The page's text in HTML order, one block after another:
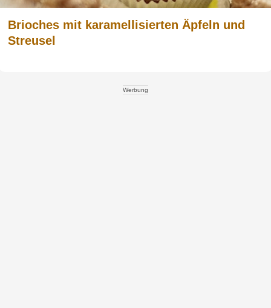
Brioches mit karamellisierten Äpfeln und
Streusel
Werbung